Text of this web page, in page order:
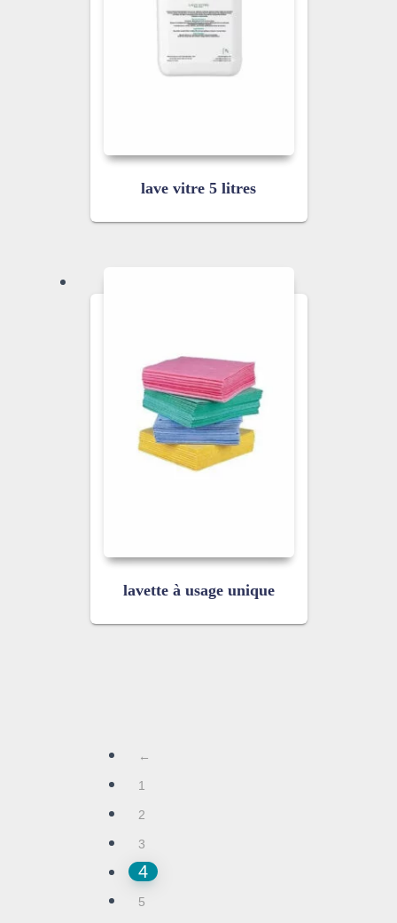
lave vitre 5 litres
lavette à usage unique
←
1
2
3
4
5